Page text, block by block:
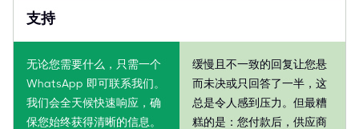
支持
无论您需要什么，只需一个
WhatsApp 即可联系我们。
我们会全天候快速响应，确
保您始终获得清晰的信息。
缓慢且不一致的回复让您悬
而未决或只回答了一半，这
总是令人感到压力。但最糟
糕的是：您付款后，供应商